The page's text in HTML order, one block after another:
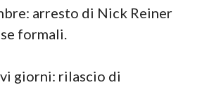
arresto di Nick Reiner
formali.
giorni: rilascio di